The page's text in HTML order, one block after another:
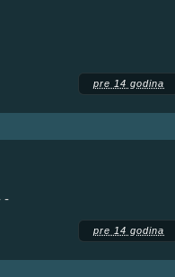
pre 14 godina
-
pre 14 godina